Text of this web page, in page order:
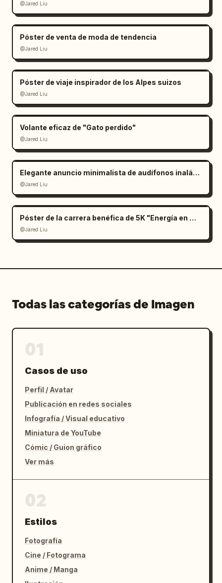
@Jared Liu
Póster de venta de moda de tendencia
@Jared Liu
Póster de viaje inspirador de los Alpes suizos
@Jared Liu
Volante eficaz de "Gato perdido"
@Jared Liu
Elegante anuncio minimalista de audífonos inalámbricos
@Jared Liu
Póster de la carrera benéfica de 5K "Energía en Movimiento"
@Jared Liu
Todas las categorías de Imagen
Casos de uso
Perfil / Avatar
Publicación en redes sociales
Infografía / Visual educativo
Miniatura de YouTube
Cómic / Guion gráfico
Ver más
Estilos
Fotografía
Cine / Fotograma
Anime / Manga